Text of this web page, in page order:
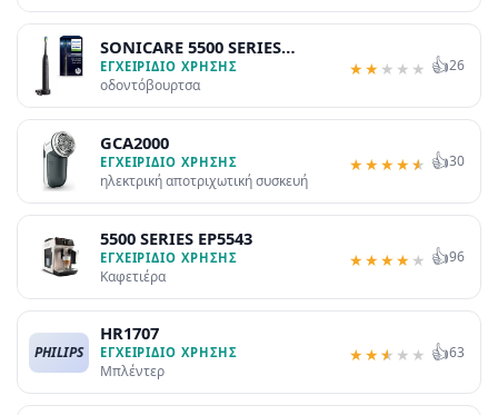
SONICARE 5500 SERIES
HX7111
ΕΓΧΕΙΡΊΔΙΟ ΧΡΉΣΗΣ
οδοντόβουρτσα
★★ ★ ★ ★ 👍26
GCA2000
ΕΓΧΕΙΡΊΔΙΟ ΧΡΉΣΗΣ
ηλεκτρική αποτριχωτική συσκευή
★★★★★ 👍30
5500 SERIES EP5543
ΕΓΧΕΙΡΊΔΙΟ ΧΡΉΣΗΣ
Καφετιέρα
★★★★ ★ 👍96
PHILIPS
HR1707
ΕΓΧΕΙΡΊΔΙΟ ΧΡΉΣΗΣ
Μπλέντερ
★★★ ★ ★ 👍63